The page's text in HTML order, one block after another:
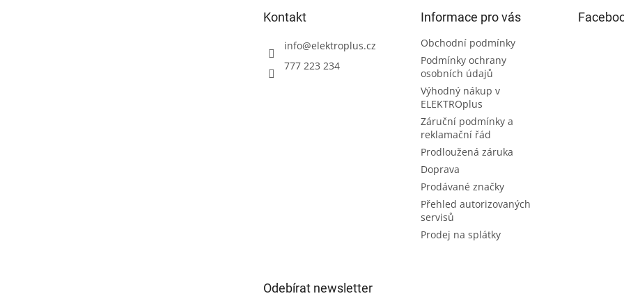
Kontakt
info@elektroplus.cz
777 223 234
Informace pro vás
Obchodní podmínky
Podmínky ochrany
osobních údajů
Výhodný nákup v
ELEKTROplus
Záruční podmínky a
reklamační řád
Prodloužená záruka
Doprava
Prodávané značky
Přehled autorizovaných
servisů
Prodej na splátky
Odebírat newsletter